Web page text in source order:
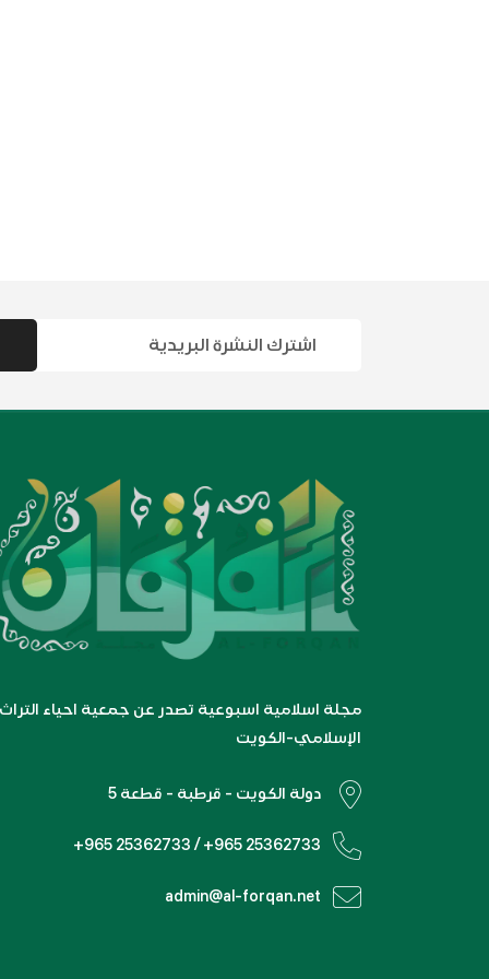
مجلة اسلامية اسبوعية تصدر عن جمعية احياء التراث
الإسلامي-الكويت
دولة الكويت - قرطبة - قطعة 5
+965 25362733 / +965 25362733
admin@al-forqan.net